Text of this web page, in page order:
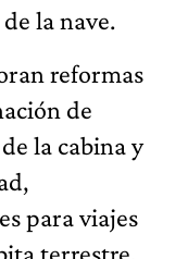
la nave.
reformas
de
la cabina y
para viajes
terrestre.